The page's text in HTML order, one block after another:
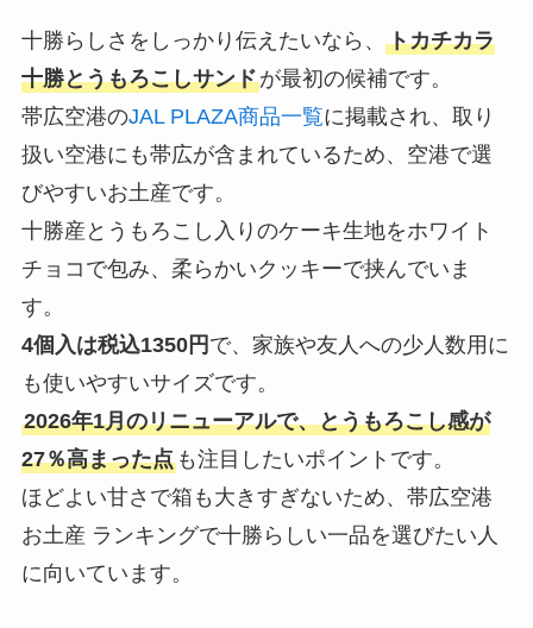
十勝らしさをしっかり伝えたいなら、 トカチカラ
十勝とうもろこしサンドが最初の候補です。
帯広空港のJAL PLAZA商品一覧に掲載され、取り
扱い空港にも帯広が含まれているため、空港で選
びやすいお土産です。
十勝産とうもろこし入りのケーキ生地をホワイト
チョコで包み、柔らかいクッキーで挟んでいま
す。
4個入は税込1350円 で、家族や友人への少人数用に
も使いやすいサイズです。
2026年1月のリニューアルで、とうもろこし感が
27％高まった点も注目したいポイントです。
ほどよい甘さで箱も大きすぎないため、帯広空港
お土産 ランキングで十勝らしい一品を選びたい人
に向いています。